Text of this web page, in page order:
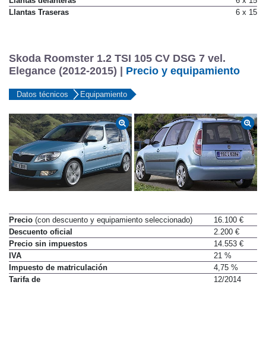
Llantas Traseras
6 x 15
Skoda Roomster 1.2 TSI 105 CV DSG 7 vel.
Elegance (2012-2015) | Precio y equipamiento
Datos técnicos Equipamiento
Precio (con descuento y equipamiento seleccionado)
16.100 €
Descuento oficial
2.200 €
Precio sin impuestos
14.553 €
IVA
21 %
Impuesto de matriculación
4,75 %
Tarifa de
12/2014